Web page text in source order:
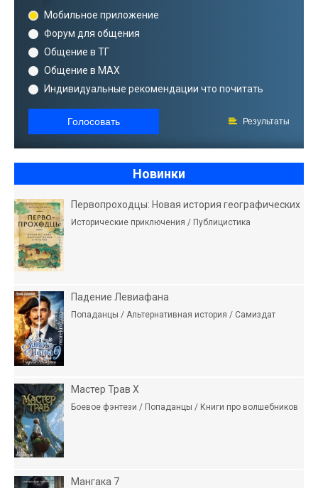
Мобильное приложение
Форум для общения
Общение в ТГ
Общение в MAX
Индивидуальные рекомендации что почитать
Голосовать Результаты
Новинки
Первопроходцы: Новая история географических
Исторические приключения / Публицистика
Падение Левиафана
Попаданцы / Альтернативная история / Самиздат
Мастер Трав X
Боевое фэнтези / Попаданцы / Книги про волшебников
Мангака 7